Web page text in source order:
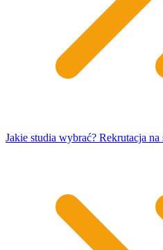
Jakie studia wybrać? Rekrutacja